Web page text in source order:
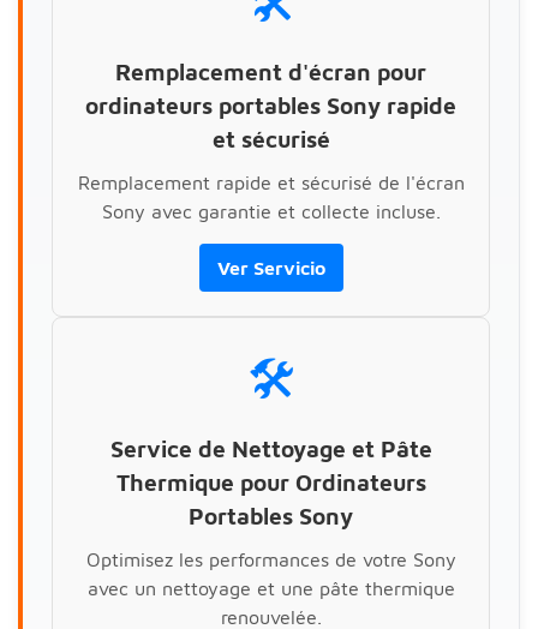
Remplacement d'écran pour
ordinateurs portables Sony rapide
et sécurisé
Remplacement rapide et sécurisé de l'écran
Sony avec garantie et collecte incluse.
Ver Servicio
🛠️
Service de Nettoyage et Pâte
Thermique pour Ordinateurs
Portables Sony
Optimisez les performances de votre Sony
avec un nettoyage et une pâte thermique
renouvelée.